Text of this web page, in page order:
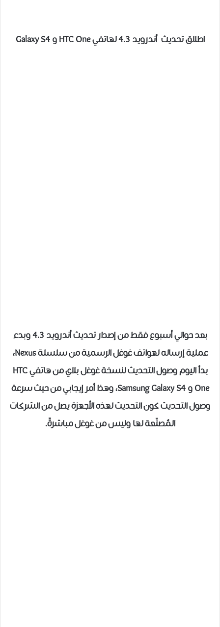
اطلاق تحديث أندرويد 4.3 لهاتفي HTC One و Galaxy S4
بعد حوالي أسبوع فقط من إصدار تحديث أندرويد 4.3 وبدء
عملية إرساله لهواتف غوغل الرسمية من سلسلة Nexus،
بدأ اليوم وصول التحديث لنسخة غوغل بلاي من هاتفي HTC
One و Samsung Galaxy S4، وهذا أمر إيجابي من حيث سرعة
وصول التحديث كون التحديث لهذه الأجهزة يصل من الشركات
المُصنّعة لها وليس من غوغل مباشرةً.